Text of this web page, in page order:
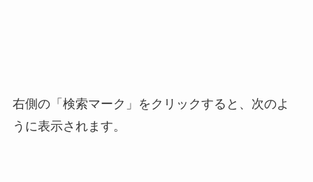
右側の「検索マーク」をクリックすると、次のよ
うに表示されます。